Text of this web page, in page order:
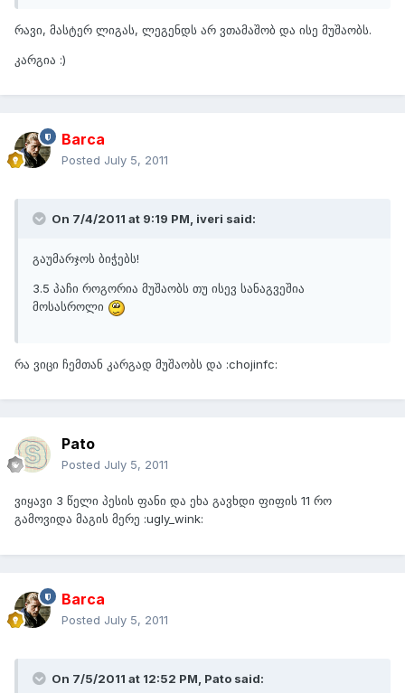
რავი, მასტერ ლიგას, ლეგენდს არ ვთამაშობ და ისე მუშაობს.
კარგია :)
Barca
Posted July 5, 2011
On 7/4/2011 at 9:19 PM, iveri said:
გაუმარჯოს ბიჭებს!
3.5 პაჩი როგორია მუშაობს თუ ისევ სანაგვეშია
მოსასროლი
რა ვიცი ჩემთან კარგად მუშაობს და :chojinfc:
Pato
Posted July 5, 2011
ვიყავი 3 წელი პესის ფანი და ეხა გავხდი ფიფის 11 რო
გამოვიდა მაგის მერე :ugly_wink:
Barca
Posted July 5, 2011
On 7/5/2011 at 12:52 PM, Pato said: